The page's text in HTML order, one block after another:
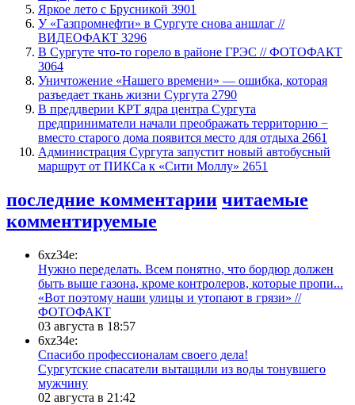
Яркое лето с Брусникой 3901
У «Газпромнефти» в Сургуте снова аншлаг //
ВИДЕОФАКТ 3296
​В Сургуте что-то горело в районе ГРЭС // ФОТОФАКТ
3064
​Уничтожение «Нашего времени» — ошибка, которая
разъедает ткань жизни Сургута 2790
​В преддверии КРТ ядра центра Сургута
предприниматели начали преображать территорию −
вместо старого дома появится место для отдыха 2661
​Администрация Сургута запустит новый автобусный
маршрут от ПИКСа к «Сити Моллу» 2651
последние комментарии читаемые
комментируемые
6xz34e:
Нужно переделать. Всем понятно, что бордюр должен
быть выше газона, кроме контролеров, которые пропи...
«Вот поэтому наши улицы и утопают в грязи» //
ФОТОФАКТ
03 августа в 18:57
6xz34e:
Спасибо профессионалам своего дела!
Сургутские спасатели вытащили из воды тонувшего
мужчину
02 августа в 21:42